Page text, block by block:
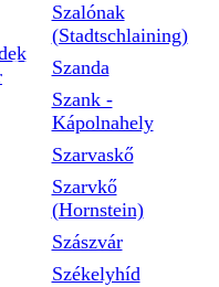
Szalónak
(Stadtschlaining)
Szanda
Szank -
Kápolnahely
Szarvaskő
Szarvkő
(Hornstein)
Szászvár
Székelyhíd